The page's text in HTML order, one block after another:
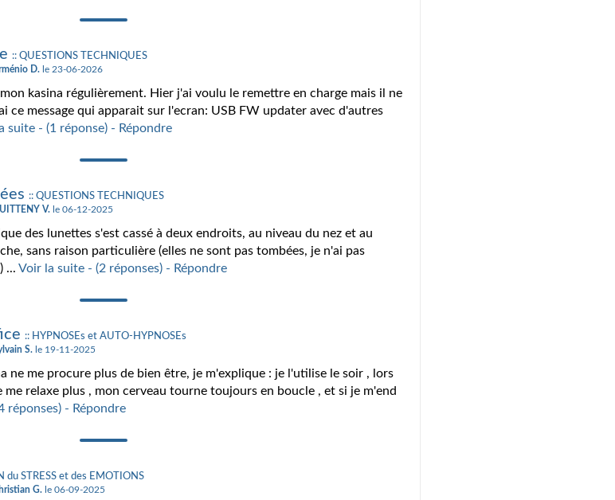
:: QUESTIONS TECHNIQUES
D. le 23-06-2026
kasina régulièrement. Hier j'ai voulu le remettre en charge mais il ne
ce message qui apparait sur l'ecran: USB FW updater avec d'autres
suite - (1 réponse) - Répondre
:: QUESTIONS TECHNIQUES
V. le 06-12-2025
des lunettes s'est cassé à deux endroits, au niveau du nez et au
sans raison particulière (elles ne sont pas tombées, je n'ai pas
...Voir la suite - (2 réponses) - Répondre
:: HYPNOSEs et AUTO-HYPNOSEs
S. le 19-11-2025
ne me procure plus de bien être, je m'explique : je l'utilise le soir , lors
me relaxe plus , mon cerveau tourne toujours en boucle , et si je m'end
réponses) - Répondre
du STRESS et des EMOTIONS
G. le 06-09-2025